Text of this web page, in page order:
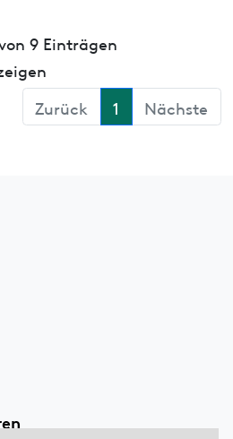
9 Einträgen
Zurück
1 Nächste